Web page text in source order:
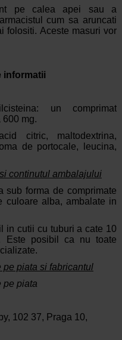
pe calea apei sau a
cum sa aruncati
folositi. Aceste masuri vor
informatii
un comprimat
mg.
citric, maltodextrina,
de portocale, leucina,
continutul ambalajului
sub forma de comprimate
culoare alba, ambalate in
in cutii cu tuburi a cate 10
Este posibil ca nu toate
pe piata si fabricantul
pe piata
102 37, Praga 10,